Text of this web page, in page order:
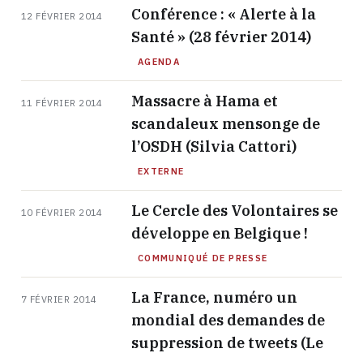
12 FÉVRIER 2014
Conférence : « Alerte à la
Santé » (28 février 2014)
AGENDA
11 FÉVRIER 2014
Massacre à Hama et
scandaleux mensonge de
l’OSDH (Silvia Cattori)
EXTERNE
10 FÉVRIER 2014
Le Cercle des Volontaires se
développe en Belgique !
COMMUNIQUÉ DE PRESSE
7 FÉVRIER 2014
La France, numéro un
mondial des demandes de
suppression de tweets (Le